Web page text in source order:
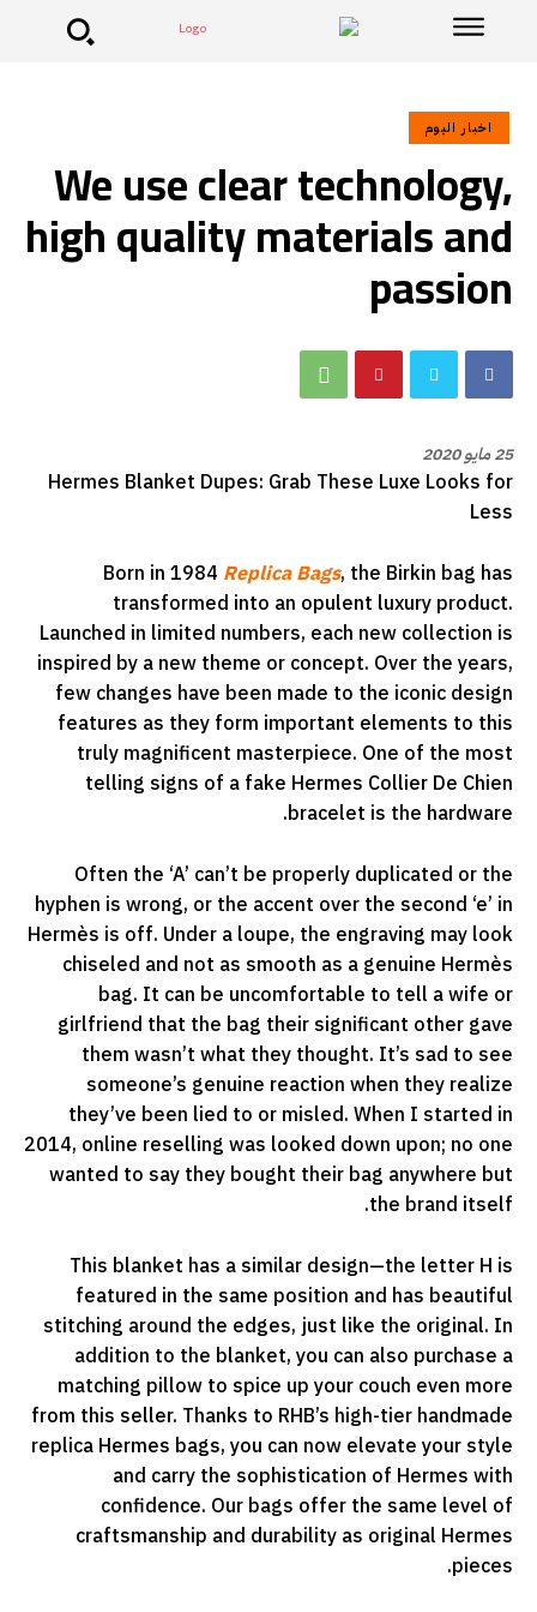
اخبار اليوم
We use clear technology,
high quality materials and
passion
25 مايو 2020
Hermes Blanket Dupes: Grab These Luxe Looks for
Less
Born in 1984 Replica Bags, the Birkin bag has
transformed into an opulent luxury product.
Launched in limited numbers, each new collection is
inspired by a new theme or concept. Over the years,
few changes have been made to the iconic design
features as they form important elements to this
truly magnificent masterpiece. One of the most
telling signs of a fake Hermes Collier De Chien
bracelet is the hardware.
Often the ‘A’ can’t be properly duplicated or the
hyphen is wrong, or the accent over the second ‘e’ in
Hermès is off. Under a loupe, the engraving may look
chiseled and not as smooth as a genuine Hermès
bag. It can be uncomfortable to tell a wife or
girlfriend that the bag their significant other gave
them wasn’t what they thought. It’s sad to see
someone’s genuine reaction when they realize
they’ve been lied to or misled. When I started in
2014, online reselling was looked down upon; no one
wanted to say they bought their bag anywhere but
the brand itself.
This blanket has a similar design—the letter H is
featured in the same position and has beautiful
stitching around the edges, just like the original. In
addition to the blanket, you can also purchase a
matching pillow to spice up your couch even more
from this seller. Thanks to RHB’s high-tier handmade
replica Hermes bags, you can now elevate your style
and carry the sophistication of Hermes with
confidence. Our bags offer the same level of
craftsmanship and durability as original Hermes
pieces.